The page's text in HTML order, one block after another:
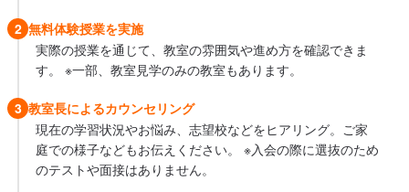
2 無料体験授業を実施
実際の授業を通じて、教室の雰囲気や進め方を確認できま
す。 ※一部、教室見学のみの教室もあります。
3 教室長によるカウンセリング
現在の学習状況やお悩み、志望校などをヒアリング。ご家
庭での様子などもお伝えください。 ※入会の際に選抜のため
のテストや面接はありません。